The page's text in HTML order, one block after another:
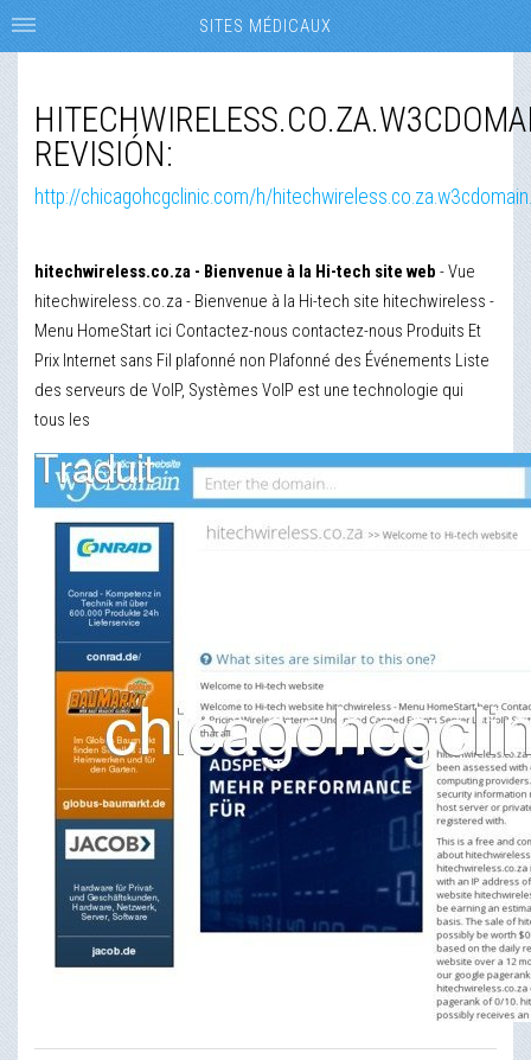
REVISIÓN:
http://chicagohcgclinic.com/h/
hitechwireless.co.za - Bienvenue à la Hi-tech site web - Vue
hitechwireless.co.za - Bienvenue à la Hi-tech site hitechwireless -
Menu HomeStart ici Contactez-nous contactez-nous Produits Et
Prix Internet sans Fil plafonné non Plafonné des Événements Liste
des serveurs de VoIP, Systèmes VoIP est une technologie qui
tous les
SITES MÉDICAUX